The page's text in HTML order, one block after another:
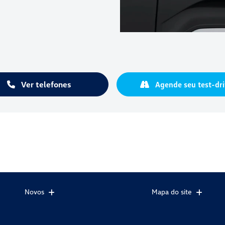
Ver telefones Agende seu test-
Novos Mapa do site